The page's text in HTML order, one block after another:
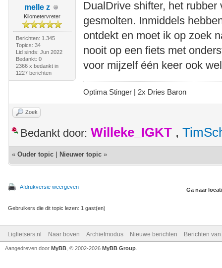
melle z
Kilometervreter
Berichten: 1.345
Topics: 34
Lid sinds: Jun 2022
Bedankt: 0
2366 x bedankt in
1227 berichten
DualDrive shifter, het
gesmolten. Inmiddels
ontdekt en moet ik op zoek
nooit op een fiets met
voor mijzelf één keer ook
Optima Stinger | 2x Dries Baron
Zoek
Bedankt door: Willeke_IGKT ,
« Ouder topic Nieuwer topic »
Afdrukversie weergeven Ga naar
Gebruikers die dit topic lezen: 1 gast(en)
Ligfietsers.nl Naar boven Archiefmodus Nieuwe berichten Berichten
Aangedreven door MyBB , © 2002-2026 MyBB Group